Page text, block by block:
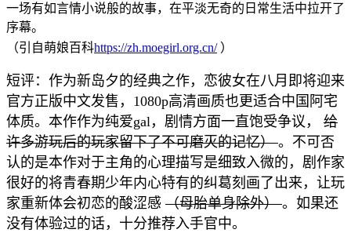
一场有如言情小说般的故事，在平淡无奇的日常生活中拉开了
序幕。
（引自萌娘百科https://zh.moegirl.org.cn/）
短评：作为新岛夕的经典之作，恋彼女在八月即将迎来
官方正版中文发售，1080p高清画质也更适合中国阿宅
体质。本作作为纯爱gal，剧情方面一直饱受争议， 给
许多游玩后的玩家留下了不可磨灭的记忆）。不可否
认的是本作对于主角的心理描写是细致入微的，剧作家
很好的将青春期少年内心特有的纠葛刻画了出来，让玩
家重新体会初恋的酸涩感 （母胎单身除外）。如果还
没有体验过的话，十分推荐入手官中。